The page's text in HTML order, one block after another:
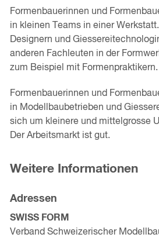
Formenbauerinnen und
in kleinen Teams in einer
Designern und
anderen Fachleuten in der
zum Beispiel mit Formenpraktikern.
Formenbauerinnen und
in Modellbaubetrieben und
sich um kleinere und mittelgrosse
Der Arbeitsmarkt ist gut.
Weitere Informationen
Adressen
SWISS FORM
Verband Schweizerischer